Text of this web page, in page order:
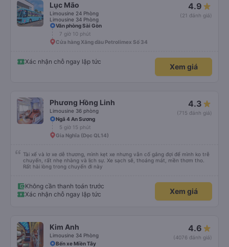
Lục Mão
Limousine 24 Phòng
Limousine 34 Phòng
4.9
(21 đánh giá)
Văn phòng Sài Gòn
7 giờ 10 phút
Cửa hàng Xăng dầu Petrolimex Số 34
Xác nhận chỗ ngay lập tức
Xem giá
Phương Hồng Linh
Limousine 36 phòng
4.3
(715 đánh giá)
Ngã 4 An Sương
5 giờ 15 phút
Gia Nghĩa (Dọc QL14)
Tài xế và lơ xe dễ thương, mình kẹt xe nhưng vẫn cố gắng đợi để mình ko trễ
chuyến, rất nhẹ nhàng và lịch sự. Xe sạch sẽ, thoáng mát, mền thơm tho.
Rất hài lòng trong chuyến đi này
Không cần thanh toán trước
Xác nhận chỗ ngay lập tức
Xem giá
Kim Anh
Limousine 34 Phòng
4.6
(4076 đánh giá)
Bến xe Miền Tây